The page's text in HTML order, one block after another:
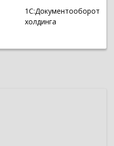
1С:Документооборот
холдинга